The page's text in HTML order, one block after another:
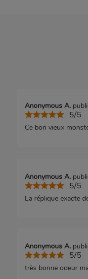
Anonymous A.
5/5
Ce bon vieux
Anonymous A.
5/5
La réplique exacte
Anonymous A.
5/5
très bonne odeur